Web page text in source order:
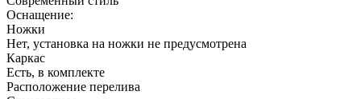
Оснащение:
Ножки
Нет, установка на ножки не предусмотрена
Каркас
Есть, в комплекте
Расположение перелива